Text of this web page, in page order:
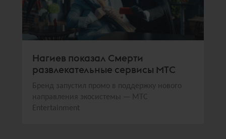
Нагиев показал Смерти
развлекательные сервисы МТС
Бренд запустил промо в поддержку нового
направления экосистемы — МТС
Entertainment